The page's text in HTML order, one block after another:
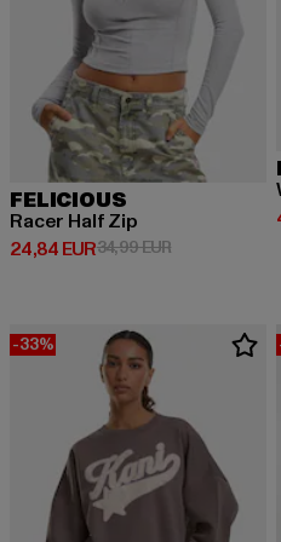
FELICIOUS
Racer Half Zip
24,84 EUR
Derzeitiger Preis: 24,84 EUR
34,99 EURAktionspreis:
-33%